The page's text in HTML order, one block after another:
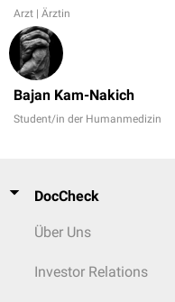
Arzt | Ärztin
Bajan Kam-Nakich
Student/in der Humanmedizin
DocCheck
Über Uns
Investor Relations